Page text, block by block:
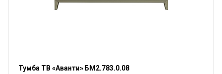
Тумба ТВ «Аванти» БМ2.783.0.08